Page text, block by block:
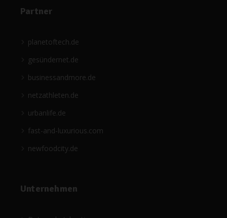
Partner
planetoftech.de
gesündernet.de
businessandmore.de
netzathleten.de
urbanlife.de
fast-and-luxurious.com
newfoodcity.de
Unternehmen